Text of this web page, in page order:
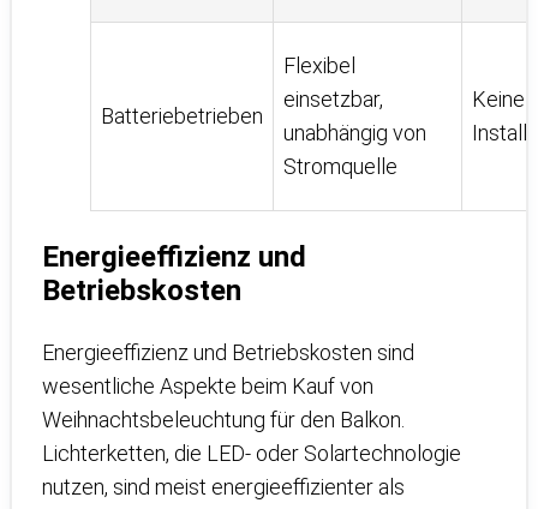
Batteriebetrieben
Flexibel
einsetzbar,
unabhängig von
Stromquelle
Keine
Energieeffizienz und
Betriebskosten
Energieeffizienz und Betriebskosten sind
wesentliche Aspekte beim Kauf von
Weihnachtsbeleuchtung für den Balkon.
Lichterketten, die LED- oder Solartechnologie
nutzen, sind meist energieeffizienter als